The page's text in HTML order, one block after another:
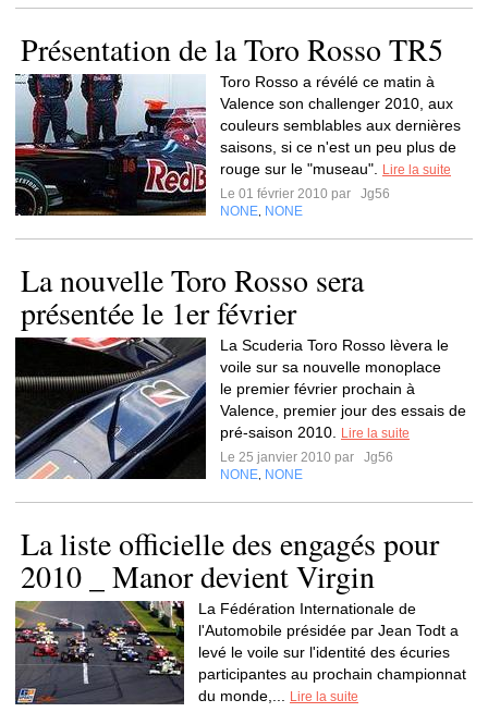
Présentation de la Toro Rosso TR5
Toro Rosso a révélé ce matin à
Valence son challenger 2010, aux
couleurs semblables aux dernières
saisons, si ce n'est un peu plus de
rouge sur le "museau".
Lire la suite
Le 01 février 2010 par
Jg56
NONE NONE
La nouvelle Toro Rosso sera
présentée le 1er février
La Scuderia Toro Rosso lèvera le
voile sur sa nouvelle monoplace
le premier février prochain à
Valence, premier jour des essais de
pré-saison 2010.
Lire la suite
Le 25 janvier 2010 par
Jg56
NONE NONE
La liste officielle des engagés pour
2010 _ Manor devient Virgin
La Fédération Internationale de
l'Automobile présidée par Jean Todt a
levé le voile sur l'identité des écuries
participantes au prochain championnat
du monde,...
Lire la suite